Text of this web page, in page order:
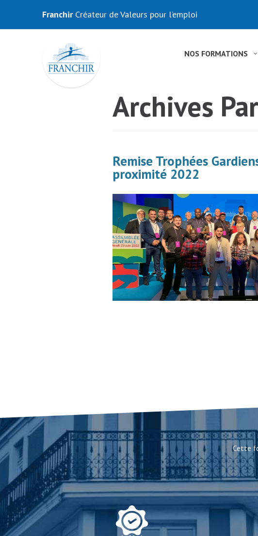
Franchir Créateur de Valeurs pour l’emploi
NOS FORMATIONS
Archives
Remise Trophées
proximité 2022
Cette